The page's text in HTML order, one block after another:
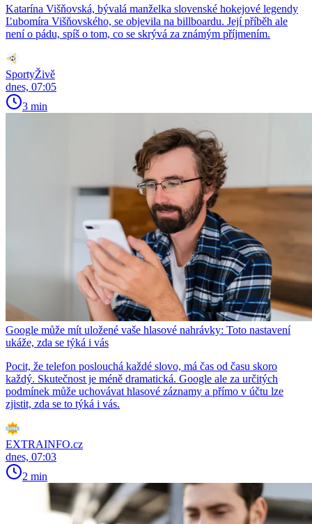
Katarína Višňovská, bývalá manželka slovenské hokejové legendy
Ľubomíra Višňovského, se objevila na billboardu. Její příběh ale
není o pádu, spíš o tom, co se skrývá za známým příjmením.
SportyŽivě
dnes, 07:05
3 min
Google může mít uložené vaše hlasové nahrávky: Toto nastavení
ukáže, zda se týká i vás
Pocit, že telefon poslouchá každé slovo, má čas od času skoro
každý. Skutečnost je méně dramatická. Google ale za určitých
podmínek může uchovávat hlasové záznamy a přímo v účtu lze
zjistit, zda se to týká i vás.
EXTRAINFO.cz
dnes, 07:03
2 min